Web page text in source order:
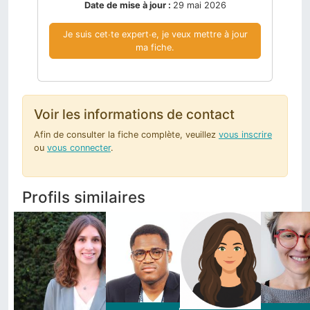
Date de mise à jour : 29 mai 2026
Je suis cet∙te expert∙e, je veux mettre à jour
ma fiche.
Voir les informations de contact
Afin de consulter la fiche complète, veuillez vous inscrire
ou vous connecter.
Profils similaires
Lisa
Lombardi
Agoria
Women in Tech &